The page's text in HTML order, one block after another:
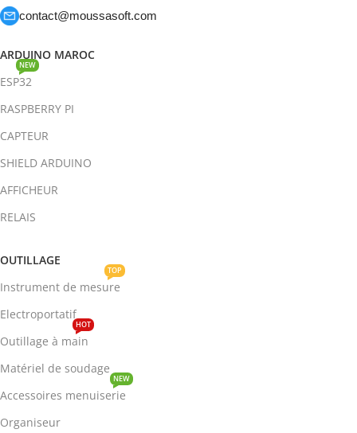
contact@moussasoft.com
ARDUINO MAROC
ESP32
NEW
RASPBERRY PI
CAPTEUR
SHIELD ARDUINO
AFFICHEUR
RELAIS
OUTILLAGE
Instrument de mesure
TOP
Electroportatif
Outillage à main
HOT
Matériel de soudage
Accessoires menuiserie
NEW
Organiseur